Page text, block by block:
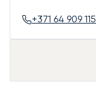
+371 64 909 115